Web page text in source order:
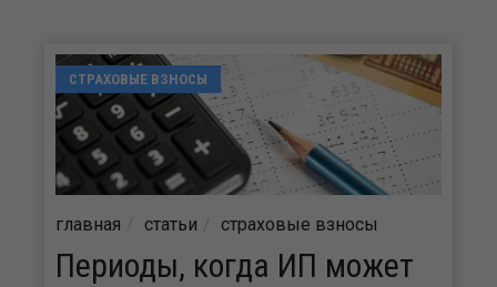
СТРАХОВЫЕ ВЗНОСЫ
главная статьи страховые взносы
Периоды, когда ИП может